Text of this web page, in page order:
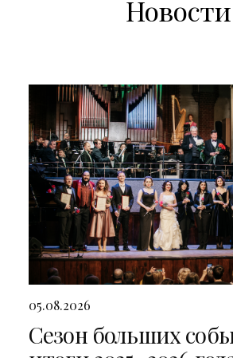
Новости
05.08.2026
Сезон больших